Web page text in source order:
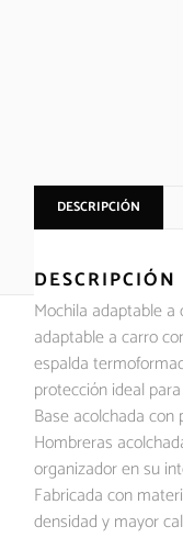
DESCRIPCIÓN
DESCRIPCIÓN
Mochila adaptable a
adaptable a carro
espalda
protección ideal
Base acolchada
Hombreras
organizador en su
Fabricada con
densidad y mayor